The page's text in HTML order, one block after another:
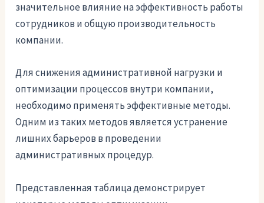
значительное влияние на эффективность работы
сотрудников и общую производительность
компании.
Для снижения административной нагрузки и
оптимизации процессов внутри компании,
необходимо применять эффективные методы.
Одним из таких методов является устранение
лишних барьеров в проведении
административных процедур.
Представленная таблица демонстрирует